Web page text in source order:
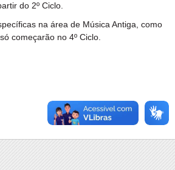
do 2º Ciclo.
na área de Música Antiga, como
começarão no 4º Ciclo.